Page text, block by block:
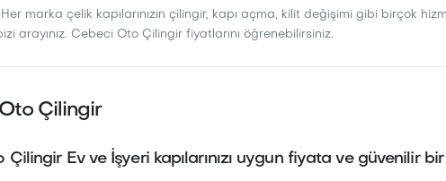
marka çelik kapılarınızın çilingir, kapı açma, kilit değişimi gibi birçok
arayınız. Cebeci Oto Çilingir fiyatlarını öğrenebilirsiniz.
Çilingir
Çilingir Ev ve İşyeri kapılarınızı uygun fiyata ve güvenilir